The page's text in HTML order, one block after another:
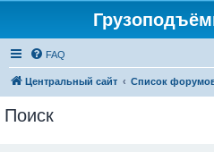
FAQ
Центральный сайт Список
Поиск